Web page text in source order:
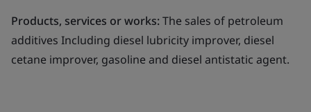
Products, services or works:The sales of petroleum
additives Including diesel lubricity improver, diesel
cetane improver, gasoline and diesel antistatic agent.